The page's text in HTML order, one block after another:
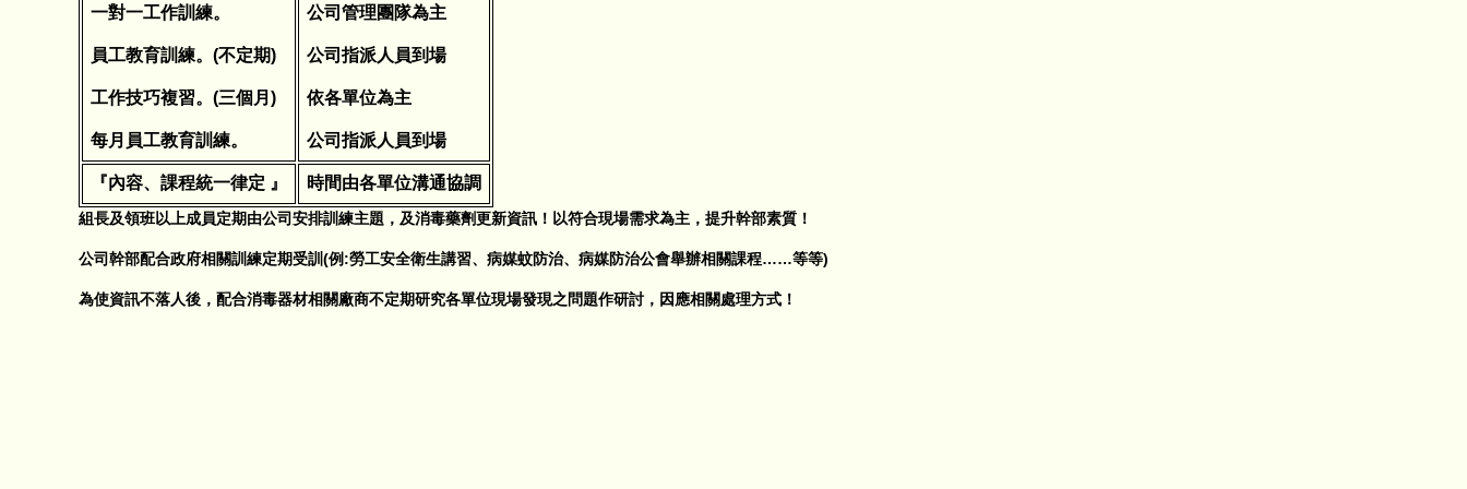
一對一工作訓練。
員工教育訓練。(不定期)
工作技巧複習。(三個月)
每月員工教育訓練。
公司管理團隊為主
公司指派人員到場
依各單位為主
公司指派人員到場
『內容、課程統一律定 』 時間由各單位溝通協調
組長及領班以上成員定期由公司安排訓練主題，及消毒藥劑更新資訊！以符合現場需求為主，提升幹部素質！
公司幹部配合政府相關訓練定期受訓(例:勞工安全衛生講習、病媒蚊防治、病媒防治公會舉辦相關課程……等等)
為使資訊不落人後，配合消毒器材相關廠商不定期研究各單位現場發現之問題作研討，因應相關處理方式！